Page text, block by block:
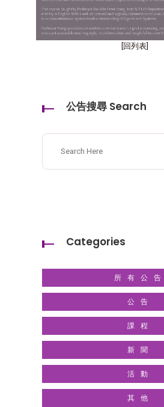
[回列表]
公告搜尋 Search
Categories
所有公告
公告
課程
新聞
活動
其他